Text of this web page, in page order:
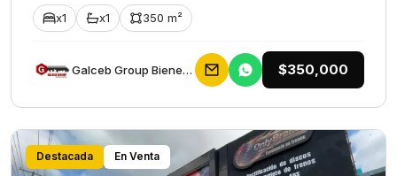
x1 x1 350 m²
Galceb Group Bienes Raices $350,000
Destacada En Venta